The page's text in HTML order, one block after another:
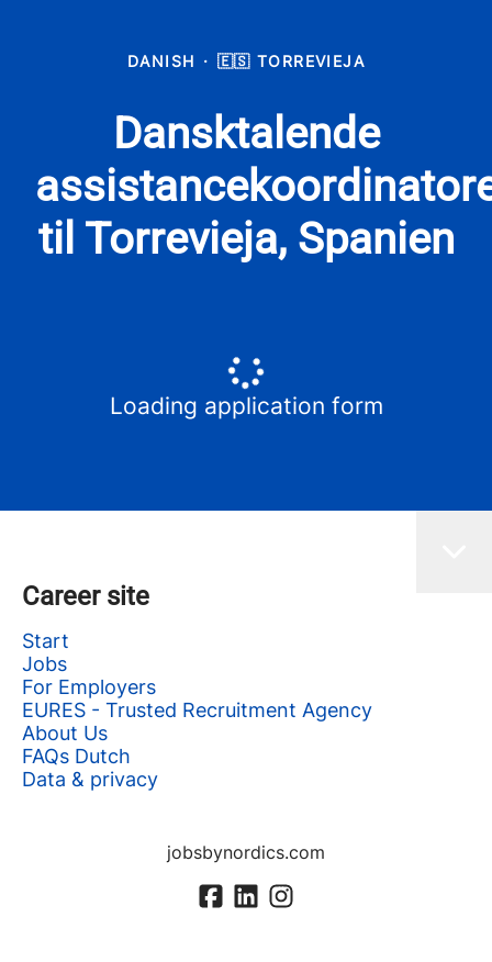
DANISH · 🇪🇸 TORREVIEJA
Dansktalende
til Torrevieja, Spanien
Loading application form
Career site
Start
Jobs
For Employers
EURES - Trusted Recruitment Agency
About Us
FAQs Dutch
Data & privacy
jobsbynordics.com